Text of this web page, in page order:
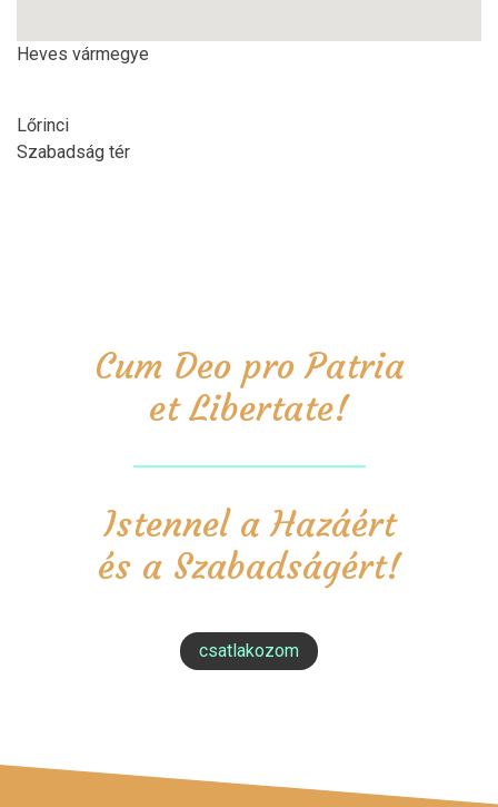
Heves vármegye
Lőrinci
Szabadság tér
Cum Deo pro Patria
et Libertate!
Istennel a Hazáért
és a Szabadságért!
csatlakozom